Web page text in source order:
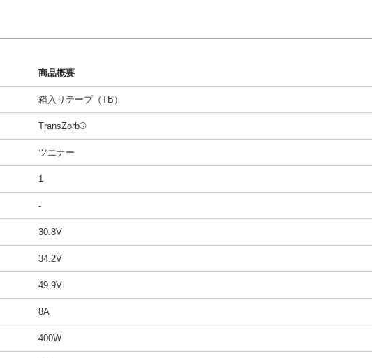
商品概要
箱入りテープ（TB）
TransZorb®
ツエナー
1
-
30.8V
34.2V
49.9V
8A
400W